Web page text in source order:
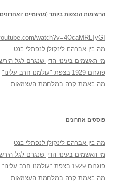
הרשומות הנצפות ביותר (מהיומיים
watch?v=4OcaMRLTyGI
מה בין אברהם לינקולן לנפתלי בנט
מי האשמים בעינוי הדין שנגרם לגל הירש
פוגרום 1929 בצפת "עולמנו חרב עלינו"
מה באמת קרה במלחמת העצמאות
פוסטים אחרונים
מה בין אברהם לינקולן לנפתלי בנט
מי האשמים בעינוי הדין שנגרם לגל הירש
פוגרום 1929 בצפת "עולמנו חרב עלינו"
מה באמת קרה במלחמת העצמאות